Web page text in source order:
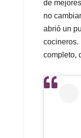
de
no
abrió un
cocineros.
completo,